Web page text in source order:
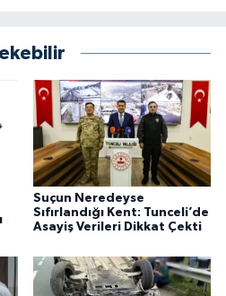
Suçun Neredeyse
Sıfırlandığı Kent: Tunceli’de
Asayiş Verileri Dikkat Çekti